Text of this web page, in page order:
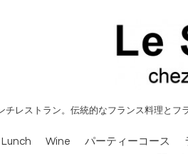
チレストラン。伝統的なフランス料理と
Lunch Wine パーティーコース